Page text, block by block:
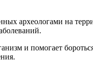
археологами на
и помогает